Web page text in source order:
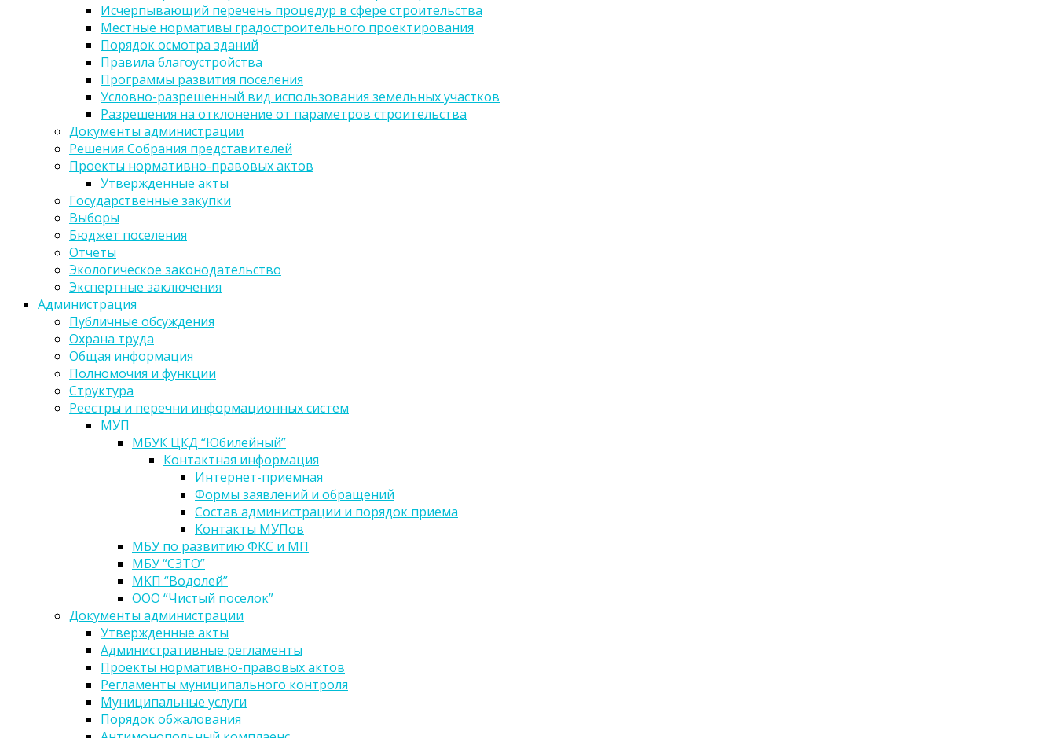
Исчерпывающий перечень процедур в сфере строительства
Местные нормативы градостроительного проектирования
Порядок осмотра зданий
Правила благоустройства
Программы развития поселения
Условно-разрешенный вид использования земельных участков
Разрешения на отклонение от параметров строительства
Документы администрации
Решения Собрания представителей
Проекты нормативно-правовых актов
Утвержденные акты
Государственные закупки
Выборы
Бюджет поселения
Отчеты
Экологическое законодательство
Экспертные заключения
Администрация
Публичные обсуждения
Охрана труда
Общая информация
Полномочия и функции
Структура
Реестры и перечни информационных систем
МУП
МБУК ЦКД “Юбилейный”
Контактная информация
Интернет-приемная
Формы заявлений и обращений
Состав администрации и порядок приема
Контакты МУПов
МБУ по развитию ФКС и МП
МБУ “СЗТО”
МКП “Водолей”
ООО “Чистый поселок”
Документы администрации
Утвержденные акты
Административные регламенты
Проекты нормативно-правовых актов
Регламенты муниципального контроля
Муниципальные услуги
Порядок обжалования